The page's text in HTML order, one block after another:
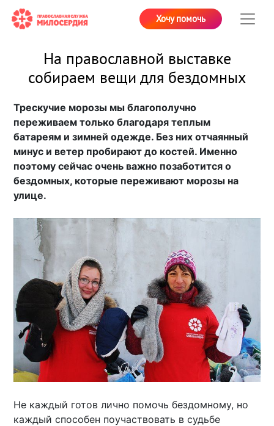
Хочу помочь
На православной выставке
собираем вещи для бездомных
Трескучие морозы мы благополучно
переживаем только благодаря теплым
батареям и зимней одежде. Без них отчаянный
минус и ветер пробирают до костей. Именно
поэтому сейчас очень важно позаботится о
бездомных, которые переживают морозы на
улице.
Не каждый готов лично помочь бездомному, но
каждый способен поучаствовать в судьбе